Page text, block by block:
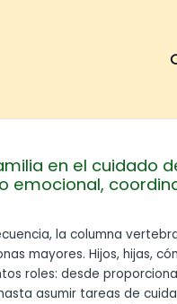
en el cuidado
emocional,
la columna
mayores. Hijos, hijas,
roles: desde
asumir tareas de